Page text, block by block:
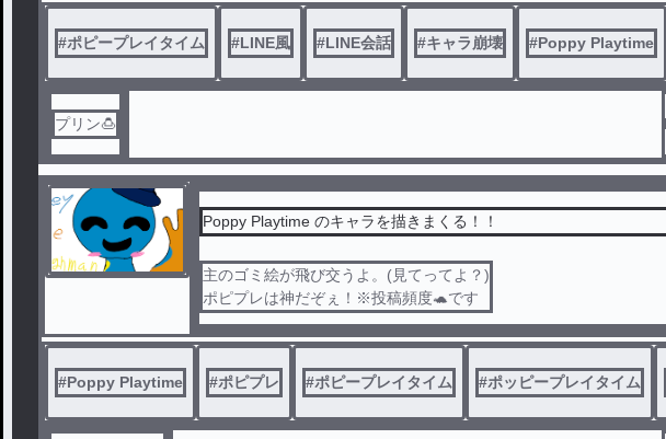
#ポピープレイタイム #LINE風 #LINE会話 #キャラ崩壊 #Poppy Playtime
プリン🍮
Poppy Playtime のキャラを描きまくる！！
主のゴミ絵が飛び交うよ。(見てってよ？)
ポピプレは神だぞぇ！※投稿頻度🐢です
#Poppy Playtime #ポピプレ #ポピープレイタイム #ポッピープレイタイム